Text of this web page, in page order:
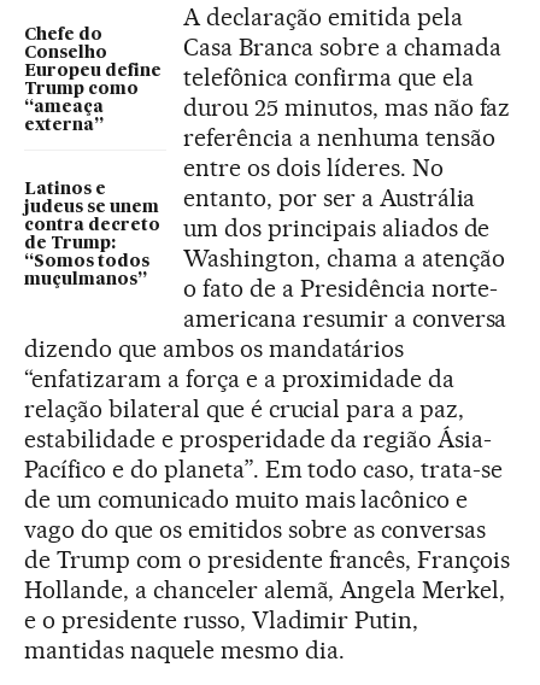
Chefe do
Conselho
Europeu define
Trump como
“ameaça
externa”
Latinos e
judeus se unem
contra decreto
de Trump:
“Somos todos
muçulmanos”
A declaração emitida pela
Casa Branca sobre a chamada
telefônica confirma que ela
durou 25 minutos, mas não faz
referência a nenhuma tensão
entre os dois líderes. No
entanto, por ser a Austrália
um dos principais aliados de
Washington, chama a atenção
o fato de a Presidência norte-
americana resumir a conversa
dizendo que ambos os mandatários
“enfatizaram a força e a proximidade da
relação bilateral que é crucial para a paz,
estabilidade e prosperidade da região Ásia-
Pacífico e do planeta”. Em todo caso, trata-se
de um comunicado muito mais lacônico e
vago do que os emitidos sobre as conversas
de Trump com o presidente francês, François
Hollande, a chanceler alemã, Angela Merkel,
e o presidente russo, Vladimir Putin,
mantidas naquele mesmo dia.